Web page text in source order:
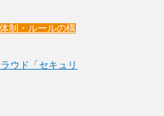
制・ルールの構